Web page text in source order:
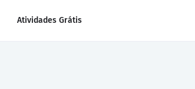
Atividades Grátis